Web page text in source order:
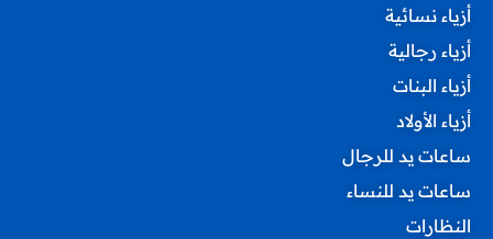
أزياء نسائية
أزياء رجالية
أزياء البنات
أزياء الأولاد
ساعات يد للرجال
ساعات يد للنساء
النظارات